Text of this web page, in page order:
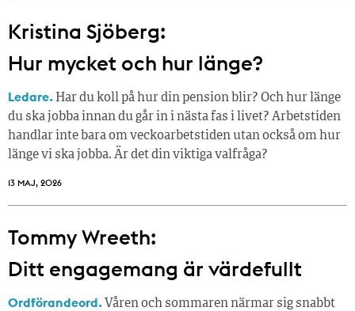
Kristina Sjöberg:
Hur mycket och hur länge?
Ledare. Har du koll på hur din pension blir? Och hur länge
du ska jobba innan du går in i nästa fas i livet? Arbetstiden
handlar inte bara om veckoarbetstiden utan också om hur
länge vi ska jobba. Är det din viktiga valfråga?
13 MAJ, 2026
Tommy Wreeth:
Ditt engagemang är värdefullt
Ordförandeord. Våren och sommaren närmar sig snabbt